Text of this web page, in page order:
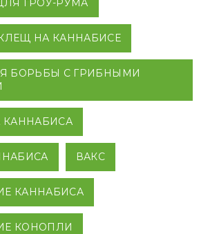
ГРОУ-РУМА
НА КАННАБИСЕ
БОРЬБЫ С ГРИБНЫМИ
КАННАБИСА
ВАКС
КАННАБИСА
КОНОПЛИ